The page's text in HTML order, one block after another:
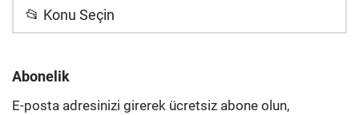
📂 Konu Seçin
Abonelik
E-posta adresinizi girerek ücretsiz abone olun,